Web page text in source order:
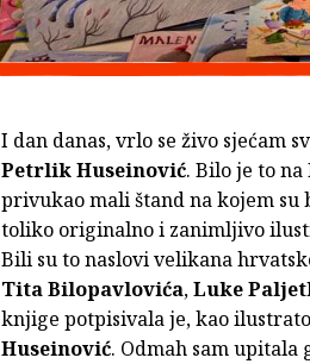
I dan danas, vrlo se živo sjećam
Petrlik Huseinović. Bilo je to
privukao mali štand na kojem su
toliko originalno i zanimljivo
Bili su to naslovi velikana
Tita Bilopavlovića,Luke
knjige potpisivala je, kao
Huseinović. Odmah sam upitala